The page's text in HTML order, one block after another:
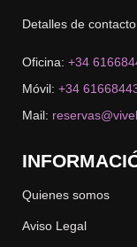
Detalles de contacto.
Oficina: +34
Móvil: +34
Mail:
Quienes somos
Aviso Legal